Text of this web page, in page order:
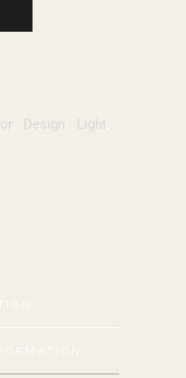
, Design Light